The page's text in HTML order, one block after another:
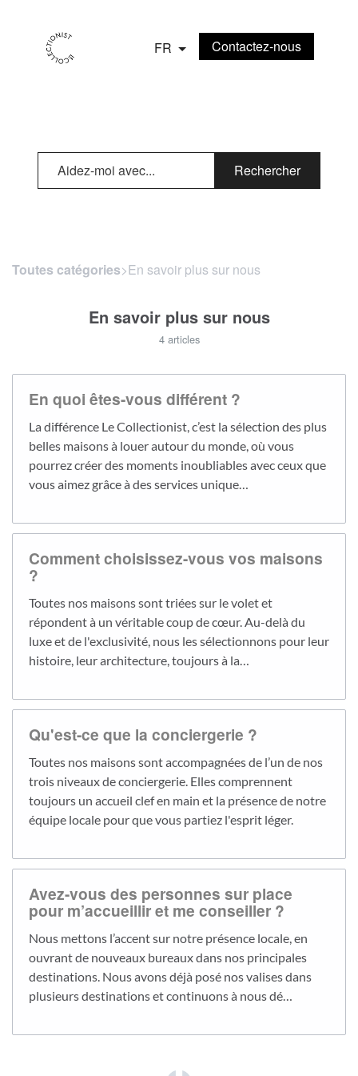
FR Contactez-nous
Rechercher
Toutes catégories​>​ En savoir plus sur nous
En savoir plus sur nous
4 articles
En quoi êtes-vous différent ?
La différence Le Collectionist, c’est la sélection des plus
belles maisons à louer autour du monde, où vous
pourrez créer des moments inoubliables avec ceux que
vous aimez grâce à des services unique…
Comment choisissez-vous vos maisons
?
Toutes nos maisons sont triées sur le volet et
répondent à un véritable coup de cœur. Au-delà du
luxe et de l'exclusivité, nous les sélectionnons pour leur
histoire, leur architecture, toujours à la…
Qu'est-ce que la conciergerie ?
Toutes nos maisons sont accompagnées de l’un de nos
trois niveaux de conciergerie. Elles comprennent
toujours un accueil clef en main et la présence de notre
équipe locale pour que vous partiez l'esprit léger.
Avez-vous des personnes sur place
pour m’accueillir et me conseiller ?
Nous mettons l’accent sur notre présence locale, en
ouvrant de nouveaux bureaux dans nos principales
destinations. Nous avons déjà posé nos valises dans
plusieurs destinations et continuons à nous dé…